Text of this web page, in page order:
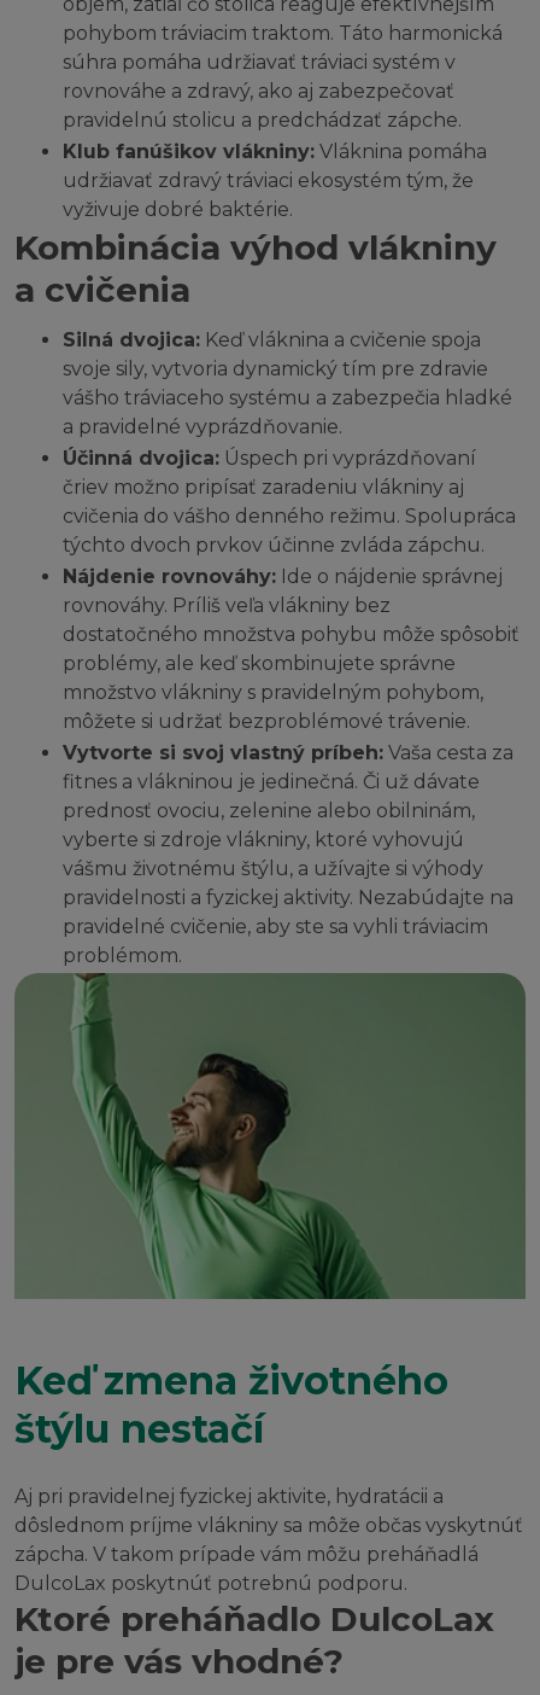
pohybom tráviacim traktom. Táto harmonická
súhra pomáha udržiavať tráviaci systém v
rovnováhe a zdravý, ako aj zabezpečovať
pravidelnú stolicu a predchádzať zápche.
Klub fanúšikov vlákniny: Vláknina pomáha
udržiavať zdravý tráviaci ekosystém tým, že
vyživuje dobré baktérie.
Kombinácia výhod vlákniny
a cvičenia
Silná dvojica: Keď vláknina a cvičenie spoja
svoje sily, vytvoria dynamický tím pre zdravie
vášho tráviaceho systému a zabezpečia hladké
a pravidelné vyprázdňovanie.
Účinná dvojica: Úspech pri vyprázdňovaní
čriev možno pripísať zaradeniu vlákniny aj
cvičenia do vášho denného režimu. Spolupráca
týchto dvoch prvkov účinne zvláda zápchu.
Nájdenie rovnováhy: Ide o nájdenie správnej
rovnováhy. Príliš veľa vlákniny bez
dostatočného množstva pohybu môže spôsobiť
problémy, ale keď skombinujete správne
množstvo vlákniny s pravidelným pohybom,
môžete si udržať bezproblémové trávenie.
Vytvorte si svoj vlastný príbeh: Vaša cesta za
fitnes a vlákninou je jedinečná. Či už dávate
prednosť ovociu, zelenine alebo obilninám,
vyberte si zdroje vlákniny, ktoré vyhovujú
vášmu životnému štýlu, a užívajte si výhody
pravidelnosti a fyzickej aktivity. Nezabúdajte na
pravidelné cvičenie, aby ste sa vyhli tráviacim
problémom.
Keď zmena životného
štýlu nestačí
Aj pri pravidelnej fyzickej aktivite, hydratácii a
dôslednom príjme vlákniny sa môže občas vyskytnúť
zápcha. V takom prípade vám môžu preháňadlá
DulcoLax poskytnúť potrebnú podporu.
Ktoré preháňadlo DulcoLax
je pre vás vhodné?